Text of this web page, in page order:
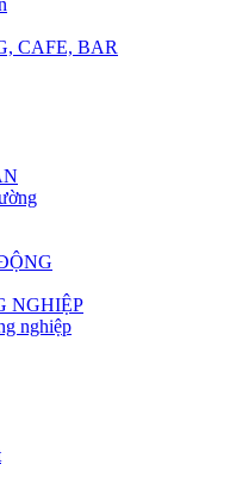
CAFE, BAR
NGHIỆP
nghiệp